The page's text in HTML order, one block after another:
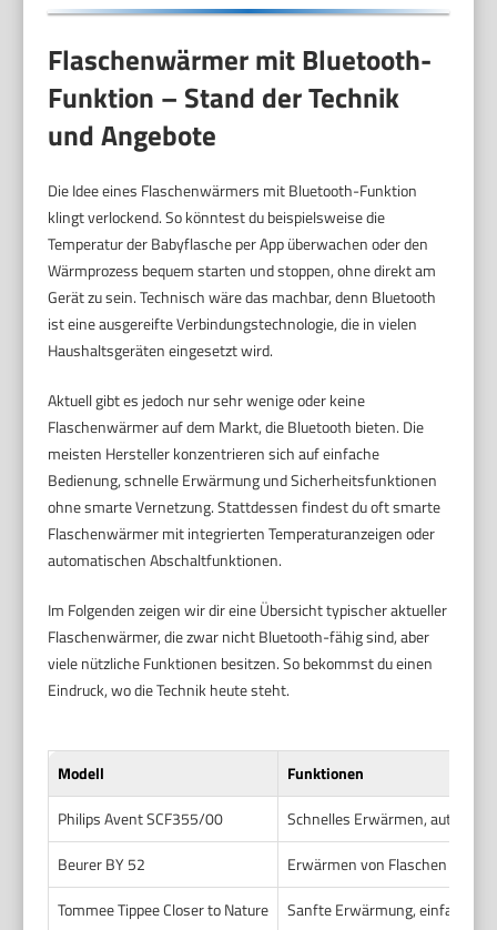
Flaschenwärmer mit Bluetooth-
Funktion – Stand der Technik
und Angebote
Die Idee eines Flaschenwärmers mit Bluetooth-Funktion
klingt verlockend. So könntest du beispielsweise die
Temperatur der Babyflasche per App überwachen oder den
Wärmprozess bequem starten und stoppen, ohne direkt am
Gerät zu sein. Technisch wäre das machbar, denn Bluetooth
ist eine ausgereifte Verbindungstechnologie, die in vielen
Haushaltsgeräten eingesetzt wird.
Aktuell gibt es jedoch nur sehr wenige oder keine
Flaschenwärmer auf dem Markt, die Bluetooth bieten. Die
meisten Hersteller konzentrieren sich auf einfache
Bedienung, schnelle Erwärmung und Sicherheitsfunktionen
ohne smarte Vernetzung. Stattdessen findest du oft smarte
Flaschenwärmer mit integrierten Temperaturanzeigen oder
automatischen Abschaltfunktionen.
Im Folgenden zeigen wir dir eine Übersicht typischer aktueller
Flaschenwärmer, die zwar nicht Bluetooth-fähig sind, aber
viele nützliche Funktionen besitzen. So bekommst du einen
Eindruck, wo die Technik heute steht.
Modell
Funktionen
Philips Avent SCF355/00
Schnelles Erwärmen,
Beurer BY 52
Erwärmen von Flaschen und
Tommee Tippee Closer to Nature
Sanfte Erwärmung, einfacher